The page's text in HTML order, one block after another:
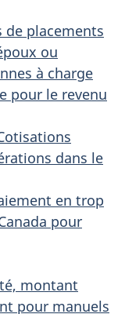
de placements
ou
à charge
pour le revenu
dans le
en trop
pour
montant
pour manuels